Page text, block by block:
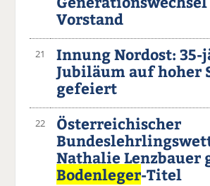
Vorstand
21
Innung Nordost: 35-
Jubiläum auf hoher
gefeiert
22
Österreichischer
Nathalie Lenzbauer
Bodenleger-Titel